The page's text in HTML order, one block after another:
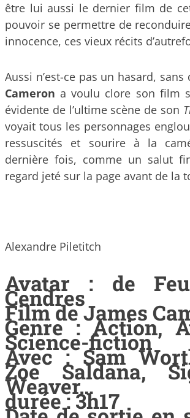
être lui aussi le dernier film de
pouvoir se permettre de
innocence, ces vieux récits
Aussi n’est-ce pas un hasard, sans
Cameron a voulu clore son film
évidente de l’ultime scène de son
voyait tous les personnages
ressuscités et sourire à la
dernière fois, comme un salut
regard jeté sur la page avant de la
Alexandre Piletitch
Avatar : de
Cendres
Film de James
Genre : Action,
Science-fiction
Avec : Sam
Zoe Saldana,
Weaver…
durée : 3h17